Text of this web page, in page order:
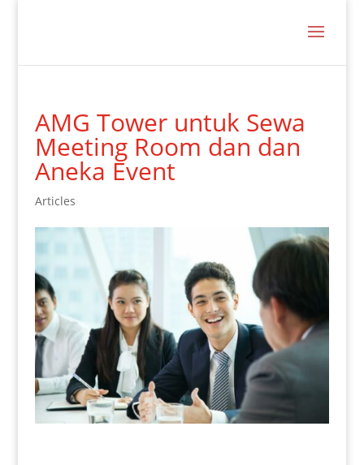
AMG Tower untuk Sewa
Meeting Room dan dan
Aneka Event
Articles